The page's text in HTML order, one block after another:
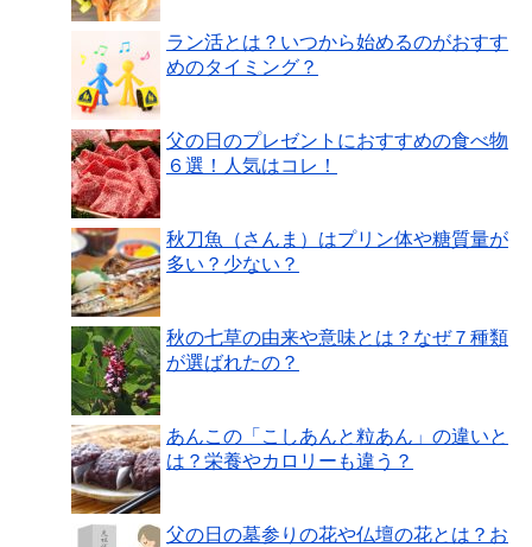
ラン活とは？いつから始めるのがおすす
めのタイミング？
父の日のプレゼントにおすすめの食べ物
６選！人気はコレ！
秋刀魚（さんま）はプリン体や糖質量が
多い？少ない？
秋の七草の由来や意味とは？なぜ７種類
が選ばれたの？
あんこの「こしあんと粒あん」の違いと
は？栄養やカロリーも違う？
父の日の墓参りの花や仏壇の花とは？お